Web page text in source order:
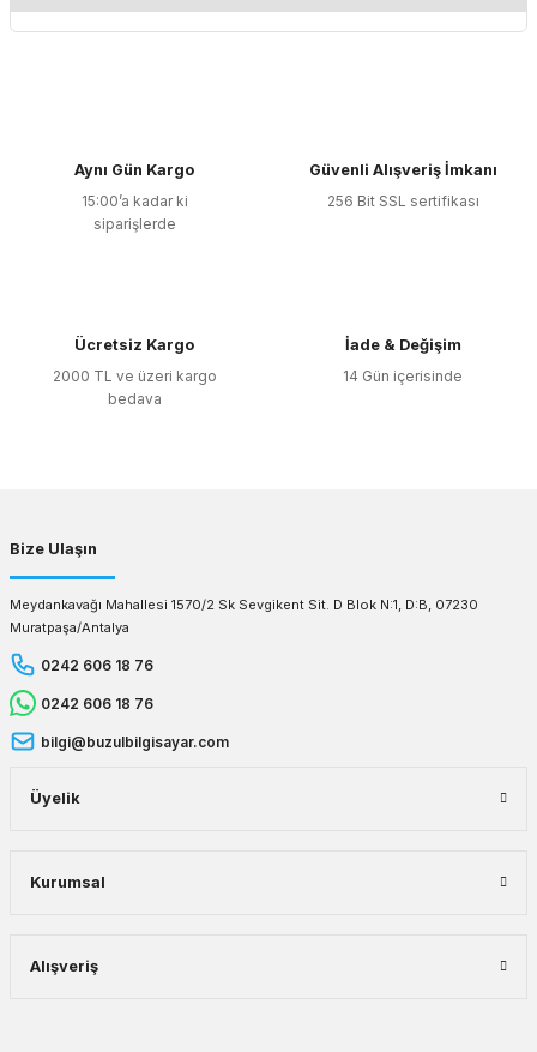
Ürün resmi kalitesiz, bozuk veya görüntülenemiyor.
Ürün açıklamasında eksik bilgiler bulunuyor.
Ürün bilgilerinde hatalar bulunuyor.
Aynı Gün Kargo
15:00’a kadar ki
siparişlerde
Güvenli Alışveriş İmkanı
256 Bit SSL sertifikası
Ücretsiz Kargo
2000 TL ve üzeri kargo
bedava
İade & Değişim
14 Gün içerisinde
Bize Ulaşın
Meydankavağı Mahallesi 1570/2 Sk Sevgikent Sit. D Blok N:1, D:B, 07230
Muratpaşa/Antalya
0242 606 18 76
0242 606 18 76
bilgi@buzulbilgisayar.com
Üyelik
Kurumsal
Alışveriş